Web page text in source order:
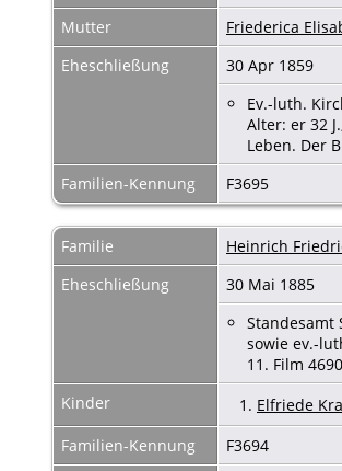
Mutter
Friederica
Eheschließung
30 Apr 1859
Ev.-luth.
Alter: er 32
Leben. Der
Familien-Kennung
F3695
Familie Heinrich
Eheschließung
30 Mai 1885
Standesamt
sowie ev.-
11. Film
Kinder
1. Elfriede
Familien-Kennung
F3694